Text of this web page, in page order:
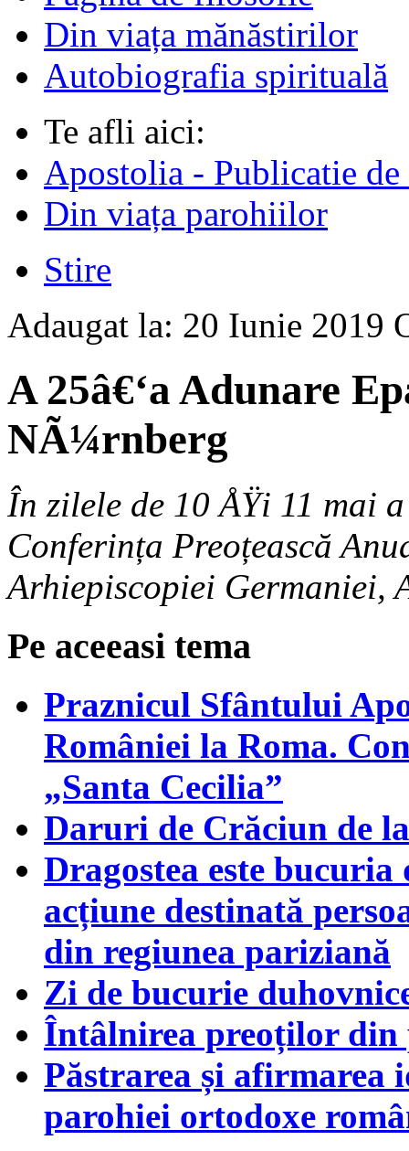
Din viața mănăstirilor
Autobiografia spirituală
Te afli aici:
Apostolia - Publicatie
Din viața parohiilor
Stire
Adaugat la: 20 Iunie 2019
A 25â€‘a Adunare
NÃ¼rnberg
În zilele de 10 ÅŸi 11 mai
Conferința Preoțească
Arhiepiscopiei Germaniei,
Pe aceeasi tema
Praznicul Sfântului
României la Roma.
„Santa Cecilia”
Daruri de Crăciun de
Dragostea este
acțiune destinată
din regiunea pariziană
Zi de bucurie
Întâlnirea preoților din
Păstrarea și
parohiei ortodoxe